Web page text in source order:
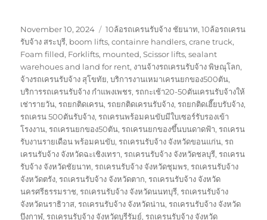
Posted
on
November 10, 2024 Tags
10ล้อรถเครนรับจ้าง ชัยนาท,10ล้อรถเครน
รับจ้าง สระบุรี, boom lifts,containre handlers,crane truck,
Foam filled, Forklifts, mounted,Scissor lifts,sealant
warehoues and land for rent, งานจ้างรถเครนรับจ้าง พิษณุโลก,
จ้างรถเครนรับจ้าง สุโขทัย,บริการงานเหมาเครนยกของ500ตัน,
บริการรถเครนรับจ้าง กำแพงเพชร,รถกะเช้า20-50ตันเครนรับจ้างให้
เช่ารายวัน,รถยกติดเครน,รถยกติดเครนรับจ้าง,รถยกติดเฮี๊ยบรับจ้าง,
รถเครน 500ตันรับจ้าง,รถเครนพร้อมคนขับมีใบเซอร์รับรองเข้า
โรงงาน,รถเครนยกของ50ตัน,รถเครนยกของขึ้นบนดาดฟ้า,รถเครน
รับงานรายเดือน พร้อมคนขับ,รถเครนรับจ้าง จังหวัดขอนแก่น,รถ
เครนรับจ้าง จังหวัดฉะเชิงเทรา,รถเครนรับจ้าง จังหวัดชลบุรี,รถเครน
รับจ้าง จังหวัดชัยนาท,รถเครนรับจ้าง จังหวัดชุมพร,รถเครนรับจ้าง
จังหวัดตรัง,รถเครนรับจ้าง จังหวัดตาก,รถเครนรับจ้าง จังหวัด
นครศรีธรรมราช,รถเครนรับจ้าง จังหวัดนนทบุรี,รถเครนรับจ้าง
จังหวัดนราธิวาส,รถเครนรับจ้าง จังหวัดน่าน,รถเครนรับจ้าง จังหวัด
บึงกาฬ,รถเครนรับจ้าง จังหวัดบุรีรัมย์,รถเครนรับจ้าง จังหวัด